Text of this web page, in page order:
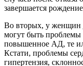
завершается
Во вторых, у женщин
могут быть
повышенное АД, те
Кстати, проблемы
гипертензия,